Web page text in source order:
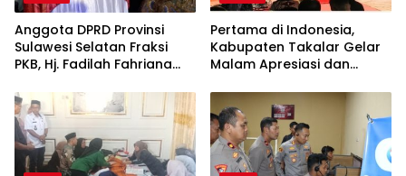
Anggota DPRD Provinsi
Sulawesi Selatan Fraksi
PKB, Hj. Fadilah Fahriana
Takalar Menyalakan
Lentera Pengabdian
Melalui Malam Apresiasi
dan Inovasi Award 2026
Pertama di Indonesia,
Kabupaten Takalar Gelar
Malam Apresiasi dan
Panggung Penghargaan
bagi Pelayan Publik
Berprestasi